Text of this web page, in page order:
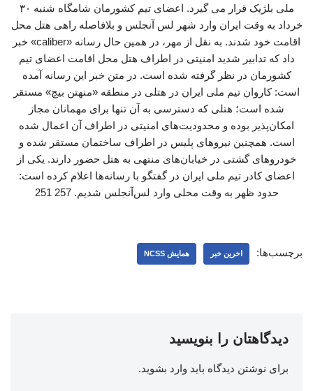
ملی بلژیک قرار می گیرد. اعضای تیم کشورمان شامگاه شنبه ۳۰
خرداد به وقت ایران وارد شهر لس آنجلس و بلافاصله راهی هتل محل
اقامت خود شدند. به نقل از مهر، در همین حال رسانه «caliber» خبر
داد که تدابیر شدید امنیتی در اطراف هتل محل اقامت اعضای تیم
کشورمان در نظر گرفته شده است. در متن خبر این رسانه آمده
است: کاروان تیم ملی ایران در هتلی در منطقه «منهتن بیچ» مستقر
شده است؛ هتلی که دسترسی به آن تنها برای مهمانان مجاز
امکان‌پذیر بوده و محدودیت‌های امنیتی در اطراف آن اعمال شده
است. همچنین نیروهای پلیس در اطراف ساختمان مستقر شده و
خودروهای گشتی در خیابان‌های منتهی به هتل حضور دارند. یکی از
اعضای کادر تیم ملی ایران در گفتگو با رسانه‌ها اعلام کرده است:
حدود ظهر به وقت محلی وارد لس‌آنجلس شدیم. 257 251
برچسب‌ها: اخرین خبر همایش NCSS
دیدگاهتان را بنویسید
برای نوشتن دیدگاه باید وارد بشوید.